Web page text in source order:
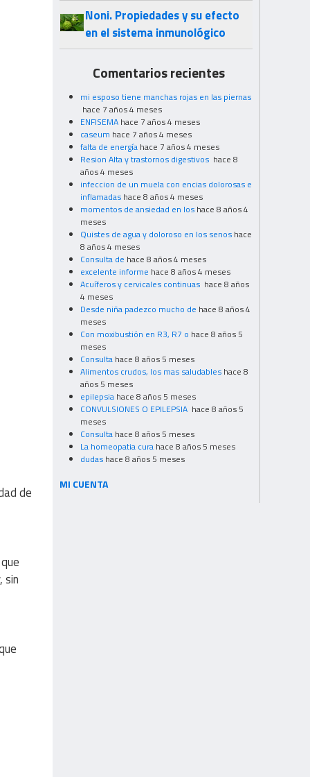
de
sin
Noni. Propiedades y su efecto
en el sistema inmunológico
Comentarios recientes
mi esposo tiene manchas rojas en las piernas
hace 7 años 4 meses
ENFISEMA hace 7 años 4 meses
caseum hace 7 años 4 meses
falta de energía hace 7 años 4 meses
Resion Alta y trastornos digestivos hace 8
años 4 meses
infeccion de un muela con encias dolorosas e
inflamadas hace 8 años 4 meses
momentos de ansiedad en los hace 8 años 4
meses
Quistes de agua y doloroso en los senos hace
8 años 4 meses
Consulta de hace 8 años 4 meses
excelente informe hace 8 años 4 meses
Acuíferos y cervicales continuas hace 8 años
4 meses
Desde niña padezco mucho de hace 8 años 4
meses
Con moxibustión en R3, R7 o hace 8 años 5
meses
Consulta hace 8 años 5 meses
Alimentos crudos, los mas saludables hace 8
años 5 meses
epilepsia hace 8 años 5 meses
CONVULSIONES O EPILEPSIA hace 8 años 5
meses
Consulta hace 8 años 5 meses
La homeopatia cura hace 8 años 5 meses
dudas hace 8 años 5 meses
MI CUENTA